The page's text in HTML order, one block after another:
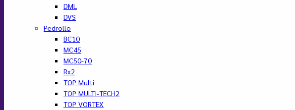
DML
DVS
Pedrollo
BC10
MC45
MC50-70
Rx2
TOP Multi
TOP MULTI-TECH2
TOP VORTEX